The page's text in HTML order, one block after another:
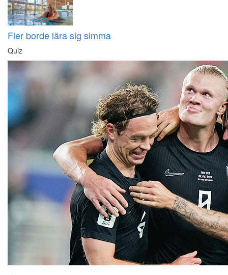
Fler borde lära sig simma
Quiz